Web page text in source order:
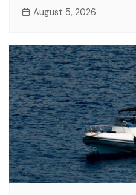
August 5, 2026